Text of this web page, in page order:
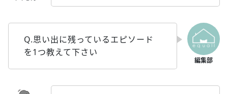
Q.思い出に残っているエピソード
を1つ教えて下さい